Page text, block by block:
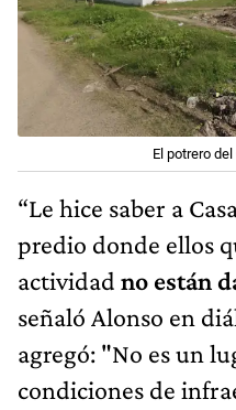
El potrero
“Le hice saber a
predio donde ellos
actividad no están
señaló Alonso en
agregó: "No es un
condiciones de